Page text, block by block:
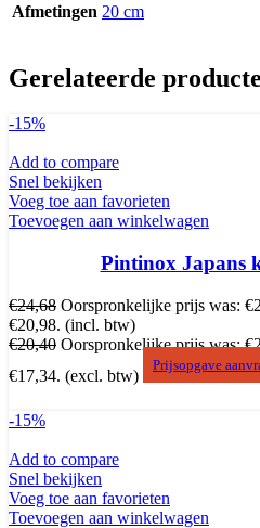
Afmetingen 20 cm
Gerelateerde
-15%
Add to compare
Snel bekijken
Voeg toe aan favorieten
Toevoegen aan winkelwagen
Pintinox Japans
€24,68 Oorspronkelijke prijs was:
€20,98. (incl. btw)
€20,40 Oorspronkelijke prijs was:
€17,34. (excl. btw)
Prijsopgave
-15%
Add to compare
Snel bekijken
Voeg toe aan favorieten
Toevoegen aan winkelwagen